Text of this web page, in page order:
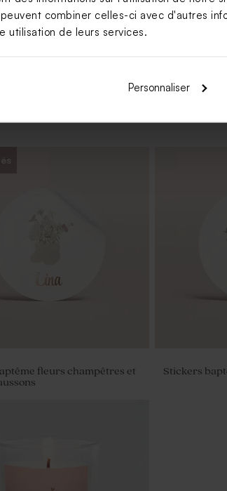
combiner celles-ci avec d'autres
utilisation de leurs services.
Personnaliser
strié baptême avec
Voir +
fleurs champêtres et
Stickers